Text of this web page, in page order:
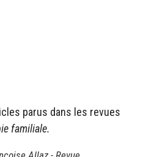
parus dans les revues
familiale.